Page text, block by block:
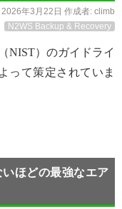
2026年3月22日 作成者: climb
N2WS Backup & Recovery
NIST）のガイドライ
って策定されていま
ほどの最強なエア